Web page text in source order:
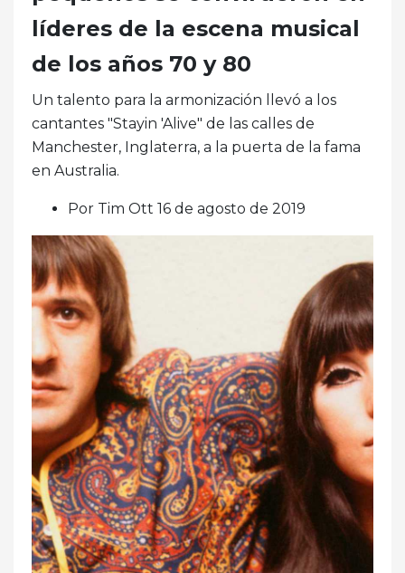
líderes de la escena musical
de los años 70 y 80
Un talento para la armonización llevó a los
cantantes "Stayin 'Alive" de las calles de
Manchester, Inglaterra, a la puerta de la fama
en Australia.
Por Tim Ott 16 de agosto de 2019